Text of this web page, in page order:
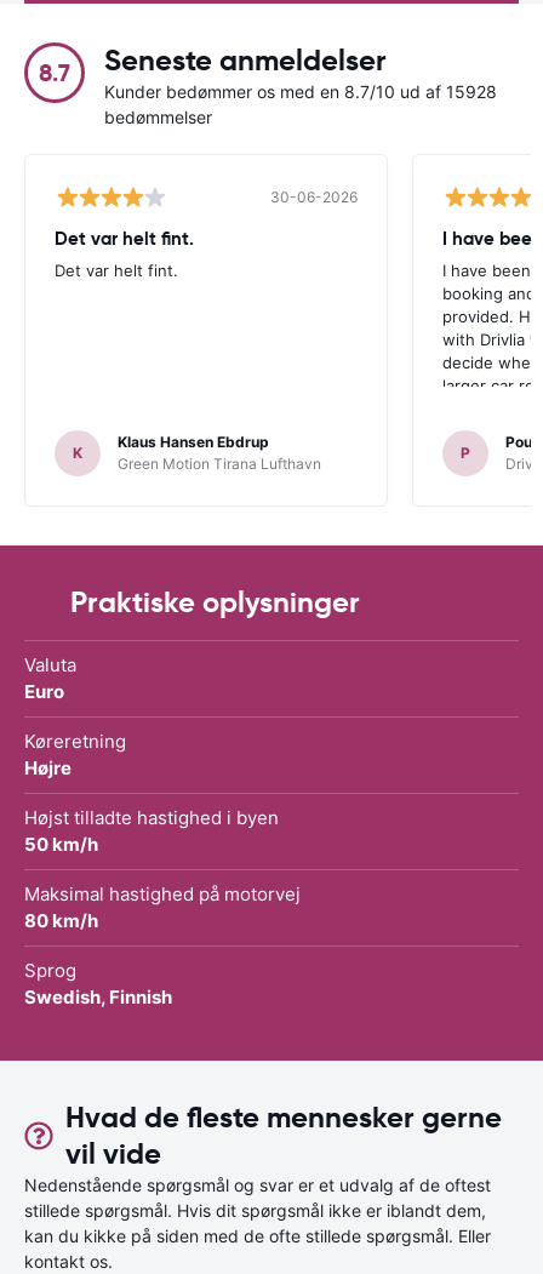
8.7 Seneste anmeldelser
Kunder bedømmer os med en 8.7/10 ud af 15928
bedømmelser
30-06-2026
Det var helt fint.
Det var helt fint.
K
Klaus Hansen Ebdrup
Green Motion Tirana Lufthavn
I have
I have been
booking and
provided.
with Drivlia
decide
larger car
P
Poul
Praktiske oplysninger
Valuta
Euro
Køreretning
Højre
Højst tilladte hastighed i byen
50 km/h
Maksimal hastighed på motorvej
80 km/h
Sprog
Swedish, Finnish
Hvad de fleste mennesker gerne
vil vide
Nedenstående spørgsmål og svar er et udvalg af de oftest
stillede spørgsmål. Hvis dit spørgsmål ikke er iblandt dem,
kan du kikke på siden med de ofte stillede spørgsmål. Eller
kontakt os.